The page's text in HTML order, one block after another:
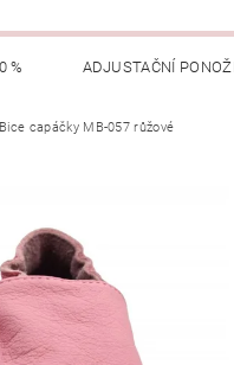
% ADJUSTAČNÍ
O NÁS
O
capáčky MB-057 růžové